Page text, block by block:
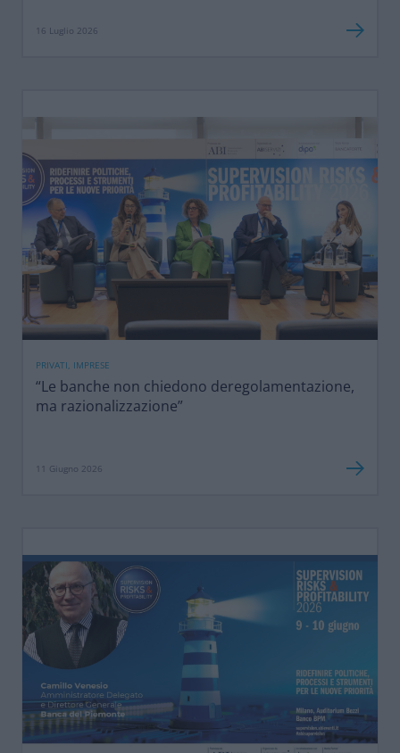
16 Luglio 2026
PRIVATI, IMPRESE
“Le banche non chiedono deregolamentazione,
ma razionalizzazione”
11 Giugno 2026